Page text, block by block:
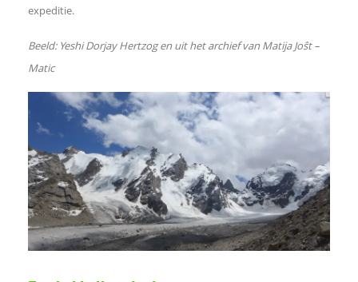
a
c
expeditie.
Beeld: Yeshi Dorjay Hertzog en uit het archief van Matija Joŝt –
Matic